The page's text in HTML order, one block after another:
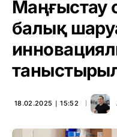
Маңғыстау
балық
18.02.2025 ∣ 15:52